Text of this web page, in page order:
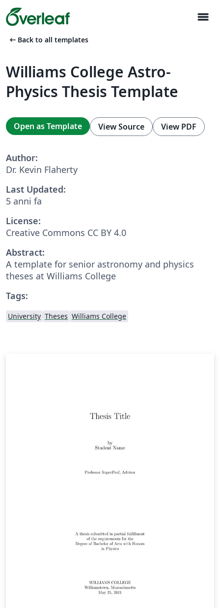
menu
arrow_left_alt Back to all templates
Williams College Astro-
Physics Thesis Template
Open as Template View Source View PDF
Author:
Dr. Kevin Flaherty
Last Updated:
5 anni fa
License:
Creative Commons CC BY 4.0
Abstract:
A template for senior astronomy and physics
theses at Williams College
Tags:
University Theses Williams College